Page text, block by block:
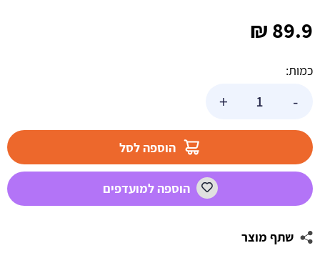
89.9
₪
כמות:
-
גר'
+
הוספה לסל
הוספה למועדפים
שתף מוצר